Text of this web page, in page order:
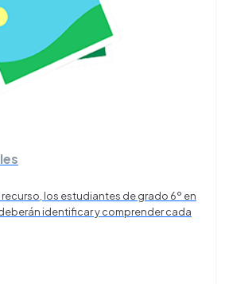
los estudiantes de grado 6º en
identificar y comprender cada